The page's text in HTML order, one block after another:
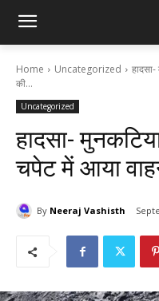
Home Uncategorized
की...
Uncategorized
हादसा-
चपेट में आया
By Neeraj Vashisth